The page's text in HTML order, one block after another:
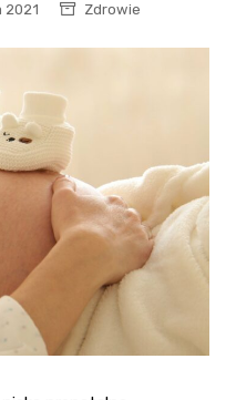
2021 Zdrowie